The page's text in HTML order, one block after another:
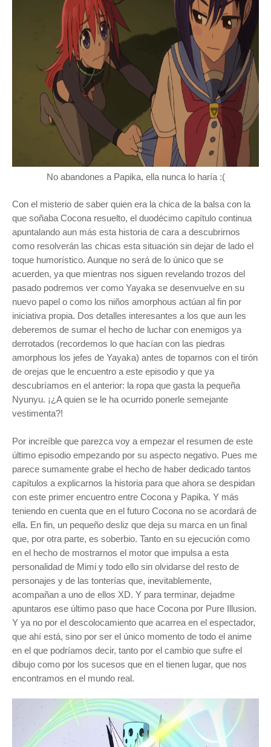
No abandones a Papika, ella nunca lo haría :(
Con el misterio de saber quien era la chica de la balsa con la
que soñaba Cocona resuelto, el duodécimo capítulo continua
apuntalando aun más esta historia de cara a descubrirnos
como resolverán las chicas esta situación sin dejar de lado el
toque humorístico. Aunque no será de lo único que se
acuerden, ya que mientras nos siguen revelando trozos del
pasado podremos ver como Yayaka se desenvuelve en su
nuevo papel o como los niños amorphous actúan al fin por
iniciativa propia. Dos detalles interesantes a los que aun les
deberemos de sumar el hecho de luchar con enemigos ya
derrotados (recordemos lo que hacían con las piedras
amorphous los jefes de Yayaka) antes de toparnos con el tirón
de orejas que le encuentro a este episodio y que ya
descubríamos en el anterior: la ropa que gasta la pequeña
Nyunyu. ¡¿A quien se le ha ocurrido ponerle semejante
vestimenta?!
Por increíble que parezca voy a empezar el resumen de este
último episodio empezando por su aspecto negativo. Pues me
parece sumamente grabe el hecho de haber dedicado tantos
capítulos a explicarnos la historia para que ahora se despidan
con este primer encuentro entre Cocona y Papika. Y más
teniendo en cuenta que en el futuro Cocona no se acordará de
ella. En fin, un pequeño desliz que deja su marca en un final
que, por otra parte, es soberbio. Tanto en su ejecución como
en el hecho de mostrarnos el motor que impulsa a esta
personalidad de Mimi y todo ello sin olvidarse del resto de
personajes y de las tonterías que, inevitablemente,
acompañan a uno de ellos XD. Y para terminar, dejadme
apuntaros ese último paso que hace Cocona por Pure Illusion.
Y ya no por el descolocamiento que acarrea en el espectador,
que ahí está, sino por ser el único momento de todo el anime
en el que podríamos decir, tanto por el cambio que sufre el
dibujo como por los sucesos que en el tienen lugar, que nos
encontramos en el mundo real.